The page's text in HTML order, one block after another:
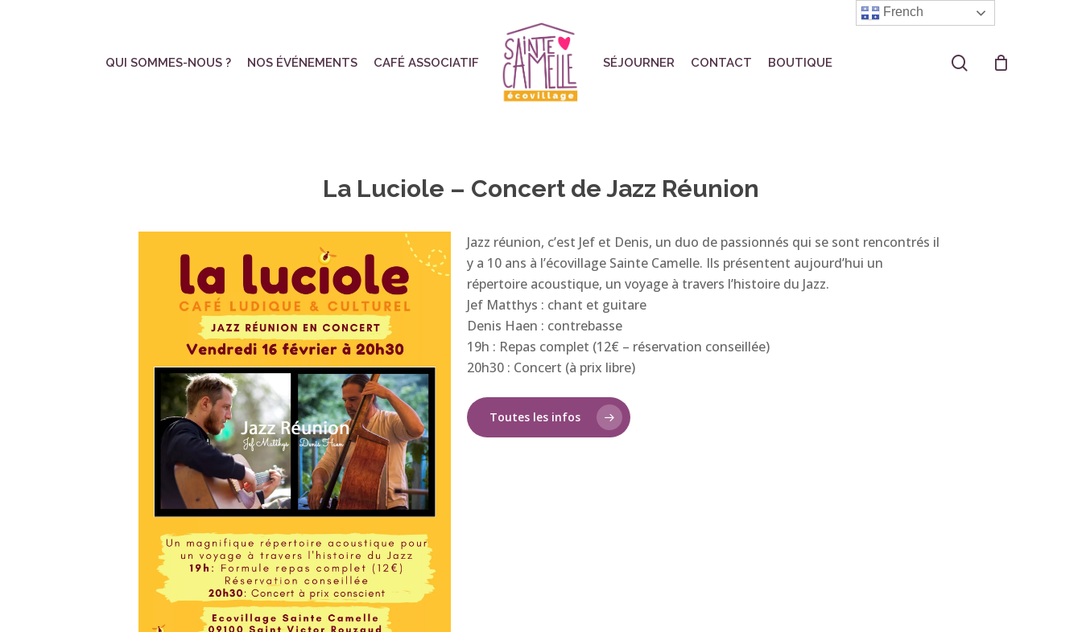
QUI SOMMES-NOUS ? NOS ÉVÉNEMENTS CAFÉ ASSOCIATIF SÉJOURNER CONTACT BOUTIQUE search
La Luciole – Concert de Jazz Réunion
Jazz réunion, c’est Jef et Denis, un duo de passionnés qui se sont rencontrés il
y a 10 ans à l’écovillage Sainte Camelle. Ils présentent aujourd’hui un
répertoire acoustique, un voyage à travers l’histoire du Jazz.
Jef Matthys : chant et guitare
Denis Haen : contrebasse
19h : Repas complet (12€ – réservation conseillée)
20h30 : Concert (à prix libre)
Toutes les infos
French